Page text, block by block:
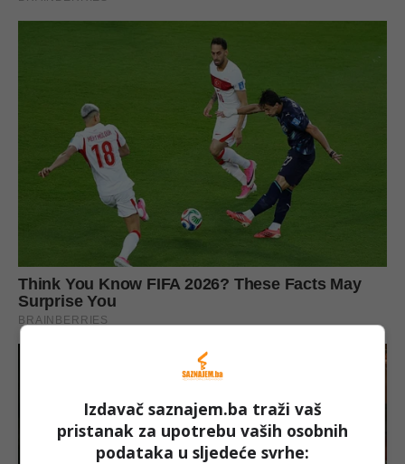
Izdavač saznajem.ba traži vaš
pristanak za upotrebu vaših osobnih
podataka u sljedeće svrhe: